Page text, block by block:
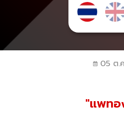
05 ต.
"แพทอ